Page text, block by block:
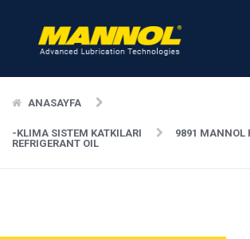
ANASAYFA
-KLIMA SISTEM KATKILARI
9891 MANNOL
REFRIGERANT OIL